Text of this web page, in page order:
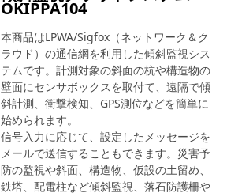
OKIPPA104
本商品はLPWA/Sigfox（ネットワーク＆ク
ラウド）の通信網を利用した傾斜監視シス
テムです。計測対象の斜面の杭や構造物の
壁面にセンサボックスを取付て、遠隔で傾
斜計測、衝撃検知、GPS測位などを簡単に
始められます。
信号入力に応じて、設定したメッセージを
メールで送信することもできます。災害予
防の監視や斜面、構造物、仮設の土留め、
鉄塔、配電柱など傾斜監視、落石防護柵や